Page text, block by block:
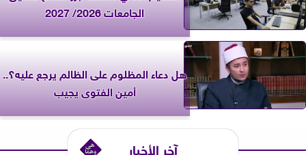
الجامعات 2026/ 2027
هل دعاء المظلوم على الظالم يرجع عليه؟..
أمين الفتوى يجيب
آخر الأخبار